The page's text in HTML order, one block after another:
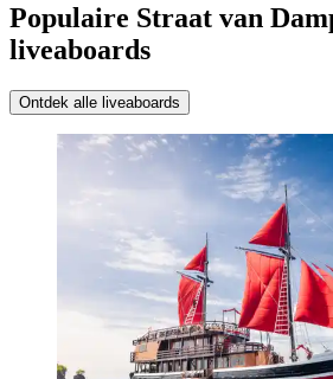
Populaire Straat van
liveaboards
Ontdek alle liveaboards